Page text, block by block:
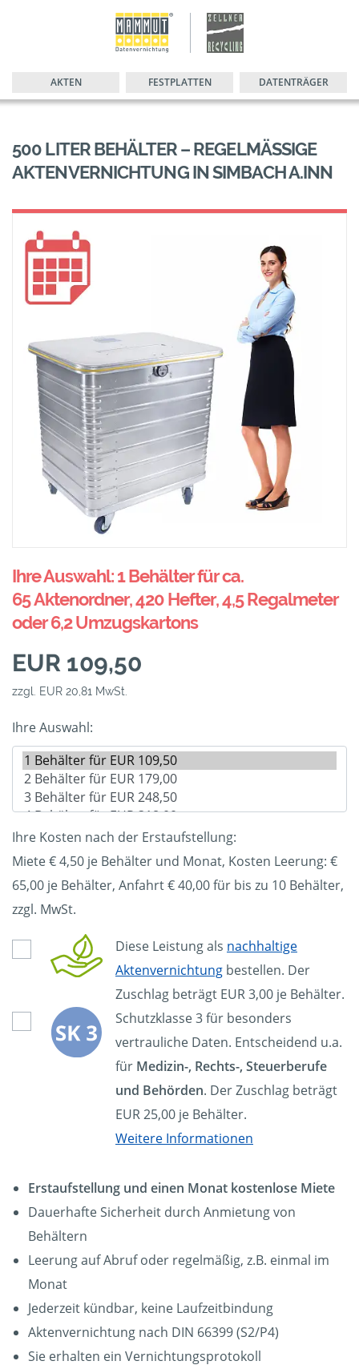
AKTEN FESTPLATTEN DATENTRÄGER
500 LITER BEHÄLTER – REGELMÄSSIGE A
KTENVERNICHTUNG IN SIMBACH A.INN
Ihre Auswahl: 1 Behälter für ca.
65 Aktenordner, 420 Hefter, 4,5 Regalmeter
oder 6,2 Umzugskartons
EUR 109,50
zzgl. EUR 20,81 MwSt.
Ihre Auswahl:
Ihre Kosten nach der Erstaufstellung:
Miete € 4,50 je Behälter und Monat, Kosten Leerung: €
65,00 je Behälter, Anfahrt € 40,00 für bis zu 10 Behälter,
zzgl. MwSt.
Diese Leistung als nachhaltige
Aktenvernichtung bestellen. Der
Zuschlag beträgt EUR 3,00 je Behälter.
Schutzklasse 3 für besonders
vertrauliche Daten. Entscheidend u.a.
für Medizin-, Rechts-, Steuerberufe
und Behörden. Der Zuschlag beträgt
EUR 25,00 je Behälter.
Weitere Informationen
Erstaufstellung und einen Monat kostenlose Miete
Dauerhafte Sicherheit durch Anmietung von
Behältern
Leerung auf Abruf oder regelmäßig, z.B. einmal im
Monat
Jederzeit kündbar, keine Laufzeitbindung
Aktenvernichtung nach DIN 66399 (S2/P4)
Sie erhalten ein Vernichtungsprotokoll